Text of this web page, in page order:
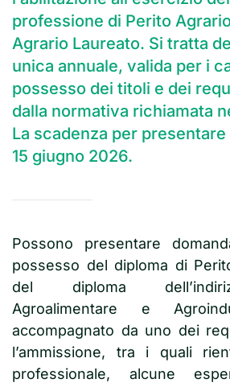
professione di Perito
Agrario Laureato. Si tratta
unica annuale, valida per i
possesso dei titoli e dei
dalla normativa richiamata
La scadenza per presentare
15 giugno 2026.
Possono presentare
possesso del diploma di
del diploma
Agroalimentare e
accompagnato da uno dei
l’ammissione, tra i quali
professionale, alcune